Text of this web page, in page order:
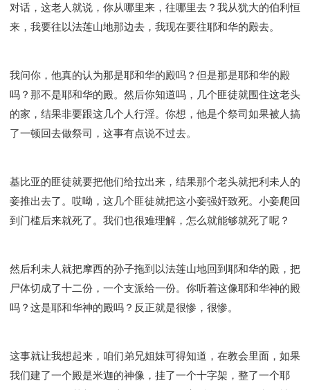
对话，这老人就说，你从哪里来，往哪里去？我从犹大的伯利恒
来，我要往以法莲山地那边去，我现在要往耶和华的殿去。
我问你，他真的认为那是耶和华的殿吗？但是那是耶和华的殿
吗？那不是耶和华的殿。然后你知道吗，几个匪徒就围住这老头
的家，结果非要跟这几个人行淫。你想，他是个祭司如果被人搞
了一顿回去做祭司，这事有点说不过去。
基比亚的匪徒就要把他们给拉出来，结果那个老头就把利未人的
妾推出去了。哎呦，这几个匪徒就把这小妾强奸致死。小妾爬回
到门槛后来就死了。我们也很难理解，怎么就能够就死了呢？
然后利未人就把摩西的孙子拖到以法莲山地回到耶和华的殿，把
尸体切成了十二份，一个支派给一份。你听着这像耶和华神的殿
吗？这是耶和华神的殿吗？反正就是很惨，很惨。
这事就让我想起来，咱们弟兄姐妹可得知道，在教会里面，如果
我们建了一个殿是米迦的神像，挂了一个十字架，整了一个耶